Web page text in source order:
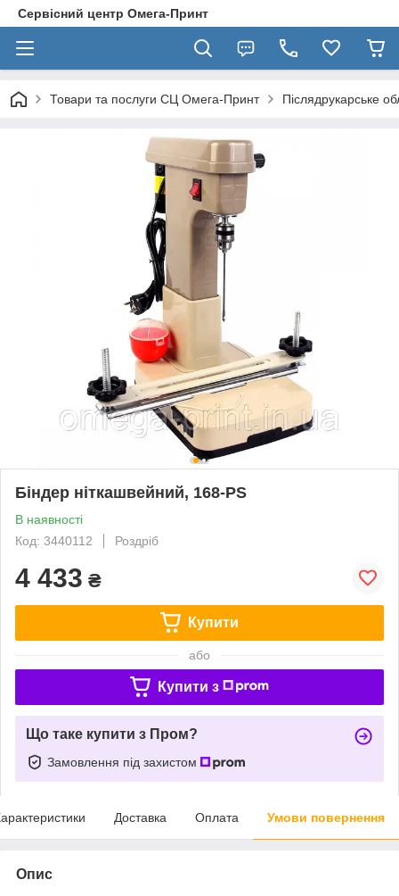
Сервісний центр Омега-Принт
Товари та послуги СЦ Омега-Принт Післядрукарське
Біндер ніткашвейний, 168-PS
В наявності
Код: 3440112
Роздріб
4 433 ₴
Купити
або
Купити з
Що таке купити з Пром?
Замовлення під захистом
Доставка Оплата Умови повернення
Опис